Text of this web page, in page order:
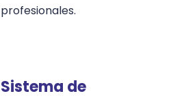
profesionales.
Sistema de